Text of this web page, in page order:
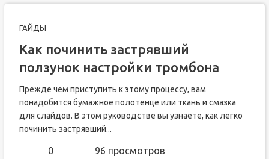
ГАЙДЫ
Как починить застрявший
ползунок настройки тромбона
Прежде чем приступить к этому процессу, вам
понадобится бумажное полотенце или ткань и смазка
для слайдов. В этом руководстве вы узнаете, как легко
починить застрявший...
0 96 просмотров